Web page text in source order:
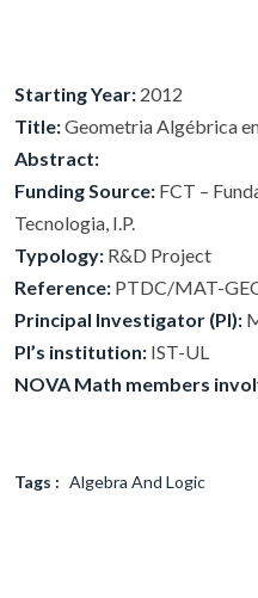
Starting Year: 2012
Title:Geometria Algébrica
Abstract:
Funding Source: FCT –
Tecnologia, I.P.
Typology: R&D Project
Reference: PTDC/MAT-
Principal Investigator (PI):
PI’s institution: IST-UL
NOVA Math members
Tags : Algebra And Logic